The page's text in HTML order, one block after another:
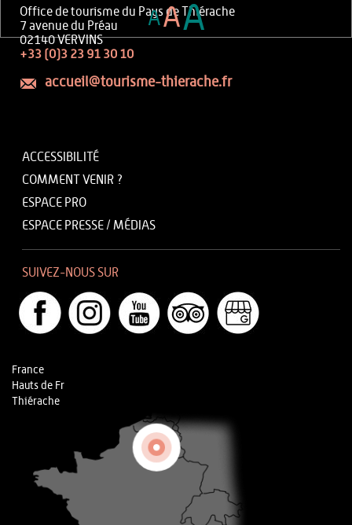
Office de tourisme du Pays de Thiérache
7 avenue du Préau
02140 VERVINS
+33 (0)3 23 91 30 10
accueil@tourisme-thierache.fr
ACCESSIBILITÉ
COMMENT VENIR ?
ESPACE PRO
ESPACE PRESSE / MÉDIAS
SUIVEZ-NOUS SUR
France
Hauts de Fr
Thiérache
AAA